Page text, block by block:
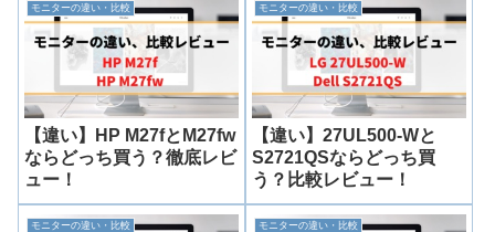
モニターの違い・比較
【違い】HP M27fとM27fw
ならどっち買う？徹底レビ
ュー！
モニターの違い・比較
【違い】27UL500-Wと
S2721QSならどっち買
う？比較レビュー！
モニターの違い・比較 モニターの違い・比較